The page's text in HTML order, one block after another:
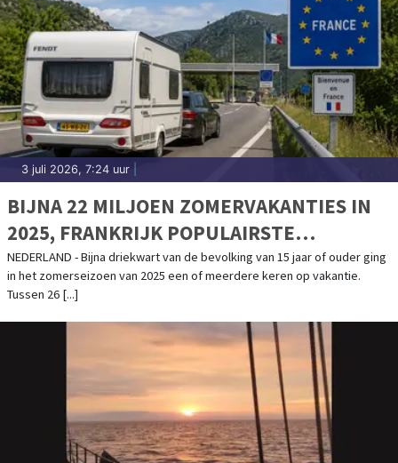
3 juli 2026, 7:24 uur
BIJNA 22 MILJOEN ZOMERVAKANTIES IN
2025, FRANKRIJK POPULAIRSTE
BESTEMMING
NEDERLAND - Bijna driekwart van de bevolking van 15 jaar of ouder ging
in het zomerseizoen van 2025 een of meerdere keren op vakantie.
Tussen 26 [...]